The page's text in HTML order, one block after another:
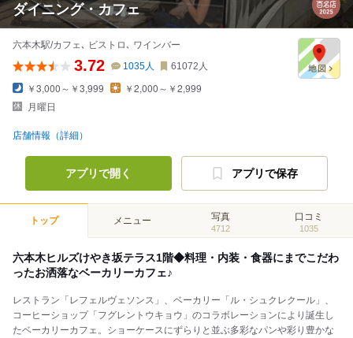
ダイニング・カフェ
六本木駅/カフェ､ ビストロ､ ワインバー
3.72 1035人 61072 人
￥3,000～￥3,999
￥2,000～￥2,999
月曜日
店舗情報（詳細）
アプリで開く アプリで保存
トップ メニュー 写真
4712
口コミ
1035
六本木ヒルズけやき坂テラス1階◆料理・内装・食器にまでこだわ
ったお洒落なベーカリーカフェ♪
レストラン「レフェルヴェソンス」、ベーカリー「ル・シュクレクール」、
コーヒーショップ「フグレントウキョウ」のコラボレーションにより誕生し
たベーカリーカフェ。ショーケースにずらりと並ぶ多彩なパンや彩り豊かな